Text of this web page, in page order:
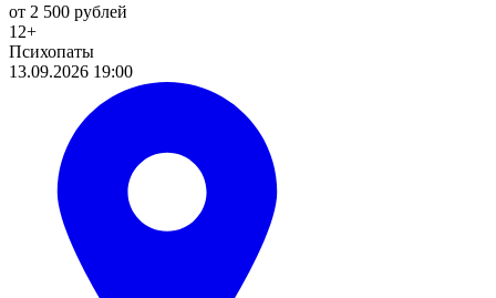
от 2 500 рублей
12+
Психопаты
13.09.2026 19:00